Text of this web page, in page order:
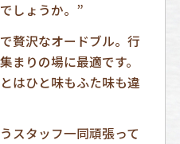
しょうか。”
贅沢なオードブル。行
まりの場に最適です。
はひと味もふた味も違
スタッフ一同頑張って